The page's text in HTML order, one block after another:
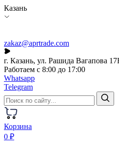
Казань
zakaz@aprtrade.com
г. Казань, ул. Рашида Вагапова
Работаем с 8:00 до 17:00
Whatsapp
Telegram
Корзина
0 ₽